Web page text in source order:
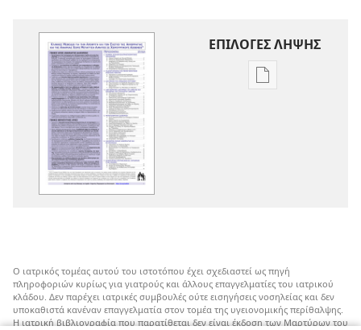
ΕΠΙΛΟΓΕΣ ΛΗΨΗΣ
Επιλογές
Έλεγχο
της
Αιμορραγίας
Ο ιατρικός τομέας αυτού του ιστοτόπου έχει σχεδιαστεί ως πηγή
πληροφοριών κυρίως για γιατρούς και άλλους επαγγελματίες του ιατρικού
κλάδου. Δεν παρέχει ιατρικές συμβουλές ούτε εισηγήσεις νοσηλείας και δεν
υποκαθιστά κανέναν επαγγελματία στον τομέα της υγειονομικής περίθαλψης.
Η ιατρική βιβλιογραφία που παρατίθεται δεν είναι έκδοση των Μαρτύρων του